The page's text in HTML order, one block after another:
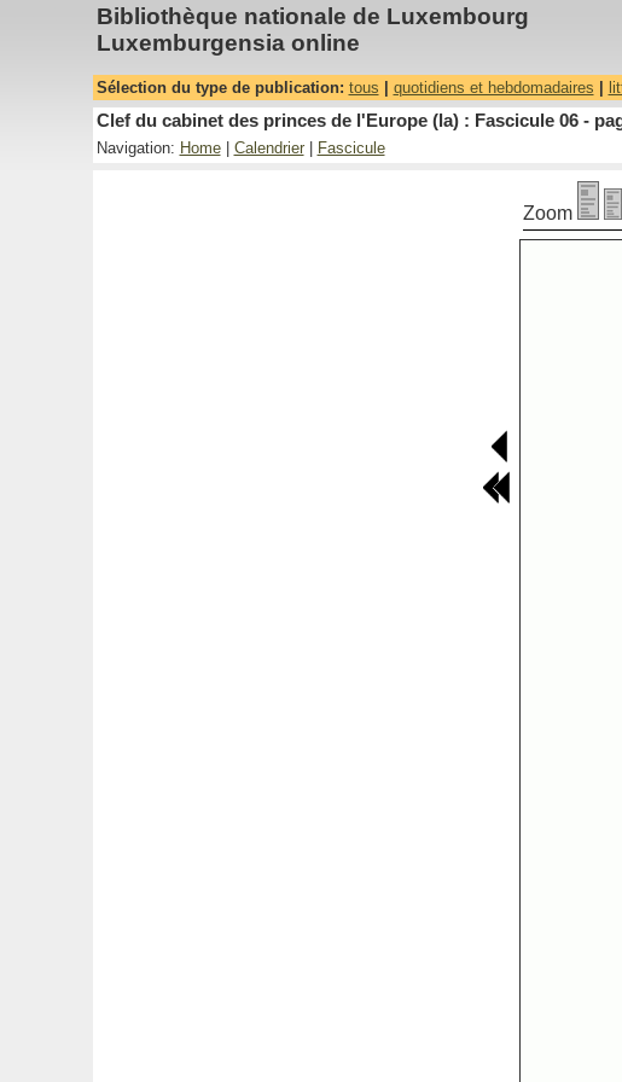
Bibliothèque nationale de Luxembourg
Luxemburgensia online
Sélection du type de publication: tous quotidiens et hebdomadaires
Clef du cabinet des princes de l'Europe (la) : Fascicule 06 -
Navigation: Home| Calendrier| Fascicule
Zoom